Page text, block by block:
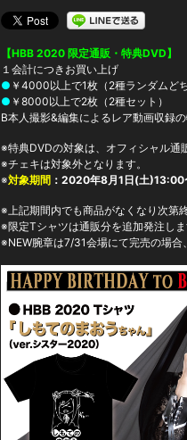
【HBB 2020 限定通販・特典DVD】
１会計につきお買い上げ
● ￥4000以上で1枚（2種ランダムどち
● ￥8000以上で2枚（2種セット）
B本人撮影&編集によるレア動画収録
※特典DVDの対象は、オフィシャル通
※チェキは対象外となります。
※対象期間 ：2020年8月1日(土
※上記期間内でも商品がなくなり次第
※限定Tシャツは通販分を追加発注しま
※NEW腕章は7/31会場にて完売の場合